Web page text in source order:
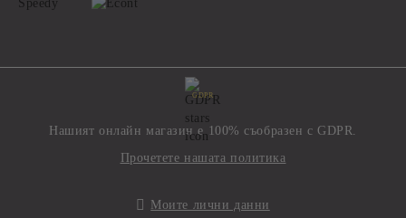
GDPR
Нашият онлайн магазин е 100% съобразен с GDPR.
Прочетете нашата политика
Моите лични данни